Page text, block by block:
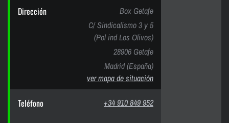
Dirección
Box Getafe
C/ Sindicalismo 3 y 5
(Pol ind Los Olivos)
28906 Getafe
Madrid (España)
ver mapa de situación
Teléfono +34 910 849 952